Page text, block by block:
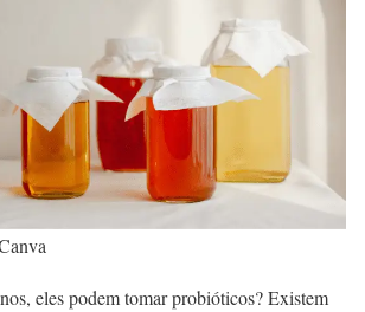
eles podem tomar probióticos? Existem